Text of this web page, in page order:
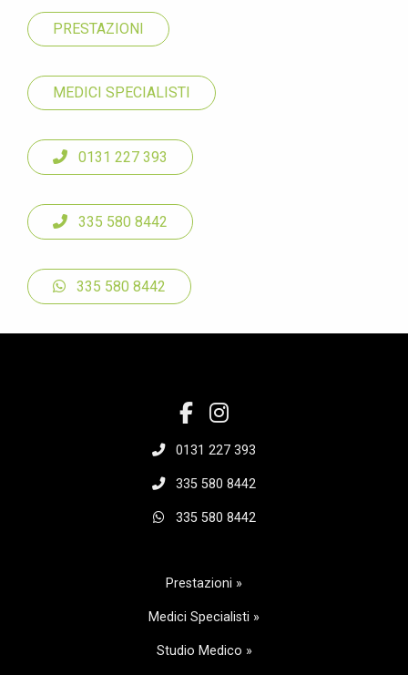
PRESTAZIONI
MEDICI SPECIALISTI
0131 227 393
335 580 8442
335 580 8442
0131 227 393
335 580 8442
335 580 8442
Prestazioni »
Medici Specialisti »
Studio Medico »